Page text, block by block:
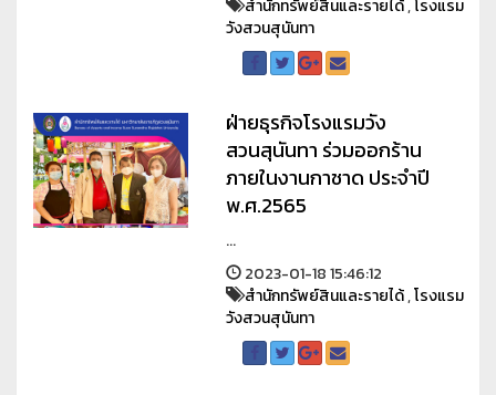
สำนักทรัพย์สินและรายได้,โรงแรม
วังสวนสุนันทา
ฝ่ายธุรกิจโรงแรมวัง
สวนสุนันทา ร่วมออกร้าน
ภายในงานกาชาด ประจำปี
พ.ศ.2565
...
2023-01-18 15:46:12
สำนักทรัพย์สินและรายได้,โรงแรม
วังสวนสุนันทา